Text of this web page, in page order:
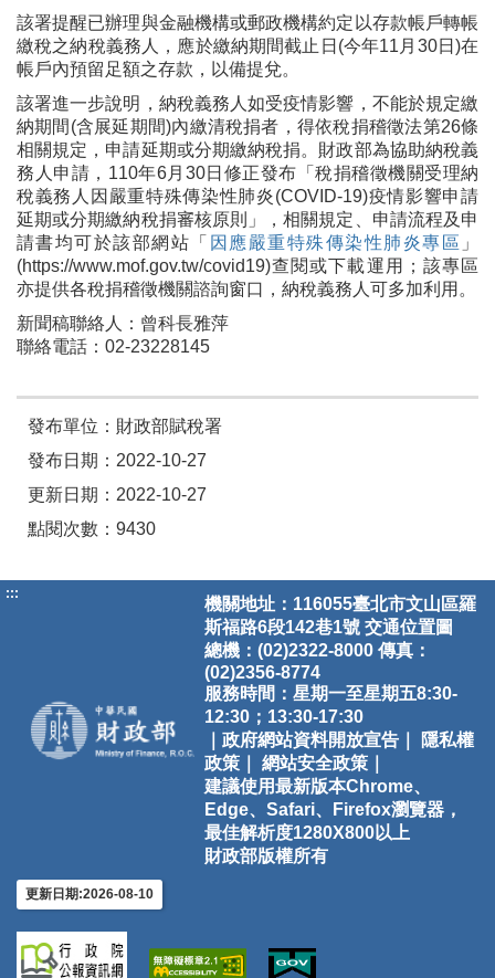
該署提醒已辦理與金融機構或郵政機構約定以存款帳戶轉帳
繳稅之納稅義務人，應於繳納期間截止日(今年11月30日)在
帳戶內預留足額之存款，以備提兌。
該署進一步說明，納稅義務人如受疫情影響，不能於規定繳
納期間(含展延期間)內繳清稅捐者，得依稅捐稽徵法第26條
相關規定，申請延期或分期繳納稅捐。財政部為協助納稅義
務人申請，110年6月30日修正發布「稅捐稽徵機關受理納
稅義務人因嚴重特殊傳染性肺炎(COVID-19)疫情影響申請
延期或分期繳納稅捐審核原則」，相關規定、申請流程及申
請書均可於該部網站「 因應嚴重特殊傳染性肺炎專區 」
(https://www.mof.gov.tw/covid19)查閱或下載運用；該專區
亦提供各稅捐稽徵機關諮詢窗口，納稅義務人可多加利用。
新聞稿聯絡人：曾科長雅萍
聯絡電話：02-23228145
發布單位：財政部賦稅署
發布日期：2022-10-27
更新日期：2022-10-27
點閱次數：9430
:::
機關地址：116055臺北市文山區羅
斯福路6段142巷1號 交通位置圖
總機：(02)2322-8000 傳真：
(02)2356-8774
服務時間：星期一至星期五8:30-
12:30；13:30-17:30
｜政府網站資料開放宣告｜
隱私權
政策｜
網站安全政策｜
建議使用最新版本Chrome、
Edge、Safari、Firefox瀏覽器，
最佳解析度1280X800以上
財政部版權所有
更新日期:2026-08-10